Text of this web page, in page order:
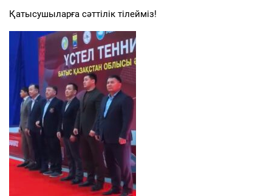
Қатысушыларға сәттілік тілейміз!